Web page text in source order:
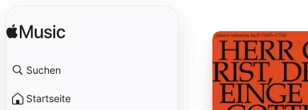
Suchen
Startseite